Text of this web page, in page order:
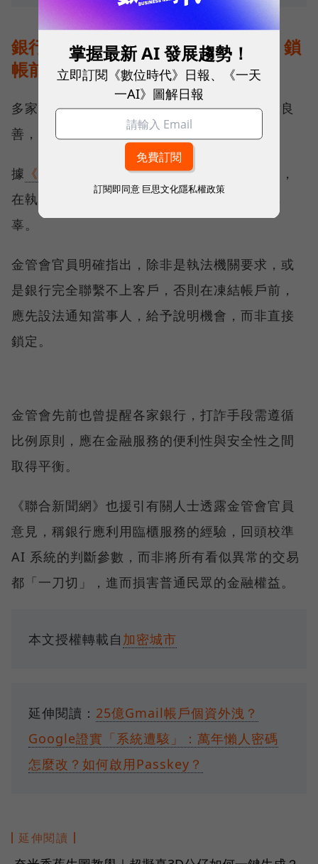
銀行打詐過當惹民怨，金管會呼籲：鎖
帳前應先通知
多家銀行為了打詐而採取的激烈手段，雖立意良
善，卻已引發巨大民怨。
據 《聯合新聞網》報導，金管會已要求銀行業，
在執行風險控管時應提高精準度，避免錯殺無
辜。
金管會官員明確指出，除非是執法機關要求，或
是銀行完全聯繫不上客戶，否則在凍結帳戶前，
應先設法通知當事人，給予說明機會，而非直接
鎖定。
金管會先前也曾提醒各家銀行，打詐手段需遵循
比例原則，應在金融服務的便利性與安全性之間
取得平衡。
《聯合新聞網》也援引有關人士透露金管會官員
意見，稱銀行應利用臨櫃服務的經驗，回頭校準
AI 系統的判斷參數，而非將所有看似異常的交易
都「一刀切」，進而損害普通民眾的金融權益。
本文授權轉載自 加密城市
延伸閱讀： 25億Gmail帳戶個資外洩？
Google證實「系統遭駭」：萬年懶人密碼
怎麼改？如何啟用Passkey？
延伸閱讀
掌握最新 AI 發展趨勢！
立即訂閱《數位時代》日報、《一天
一AI》圖解日報
訂閱即同意 巨思文化隱私權政策